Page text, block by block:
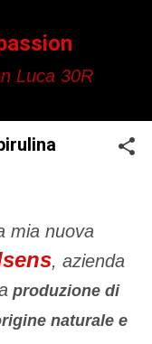
Luca 30R
mia nuova
, azienda
produzione di
naturale e